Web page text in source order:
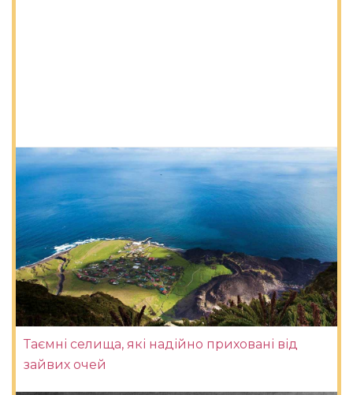
Таємні селища, які надійно приховані від
зайвих очей